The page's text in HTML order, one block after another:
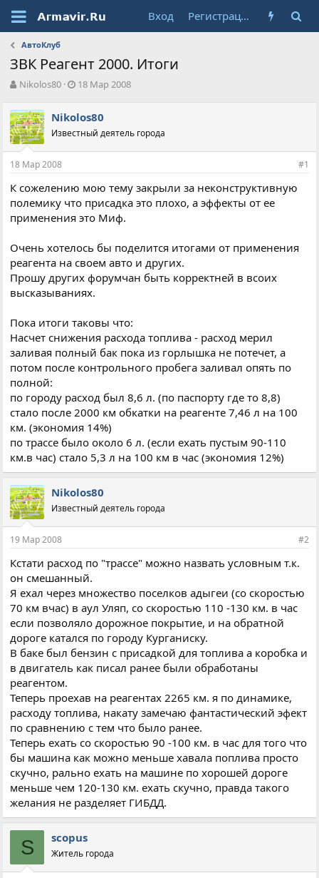
Вход Регистрация
АвтоКлуб
ЗВК Реагент 2000. Итоги
А
т
о
р
т
е
ы
Nikolos80
Д
а
н
л
а
18 Мар 2008
Nikolos80
Известный деятель города
18 Мар 2008 #1
К сожелению мою тему закрыли за неконструктивную
полемику что присадка это плохо, а эффекты от ее
применения это Миф.
Очень хотелось бы поделится итогами от применения
реагента на своем авто и других.
Прошу других форумчан быть корректней в всоих
высказываниях.
Пока итоги таковы что:
Насчет снижения расхода топлива - расход мерил
заливая полный бак пока из горлышка не потечет, а
потом после контрольного пробега заливал опять по
полной:
по городу расход был 8,6 л. (по паспорту где то 8,8)
стало после 2000 км обкатки на реагенте 7,46 л на 100
км. (экономия 14%)
по трассе было около 6 л. (если ехать пустым 90-110
км.в час) стало 5,3 л на 100 км в час (экономия 12%)
Nikolos80
Известный деятель города
19 Мар 2008 #2
Кстати расход по "трассе" можно назвать условным т.к.
он смешанный.
Я ехал через множество поселков адыгеи (со скоростью
70 км вчас) в аул Уляп, со скоростью 110 -130 км. в час
если позволяло дорожное покрытие, и на обратной
дороге катался по городу Курганиску.
В баке был бензин с присадкой для топлива а коробка и
в двигатель как писал ранее были обработаны
реагентом.
Теперь проехав на реагентах 2265 км. я по динамике,
расходу топлива, накату замечаю фантастический эфект
по сравнению с тем что было ранее.
Теперь ехать со скоростью 90 -100 км. в час для того что
бы машина как можно меньше хавала поплива просто
скучно, рально ехать на машине по хорошей дороге
меньше чем 120-130 км. ехать скучно, правда такого
желания не разделяет ГИБДД.
S scopus
Житель города